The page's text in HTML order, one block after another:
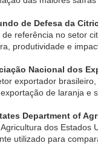
de Defesa da
de referência no setor
produtividade e
Nacional dos
exportador
de laranja e
Department of
dos Estados
utilizado para